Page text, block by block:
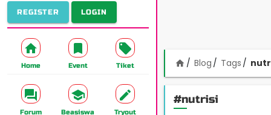
REGISTER LOGIN
Home Event Tiket
Forum Beasiswa Tryout
home Blog Tags
#nutrisi